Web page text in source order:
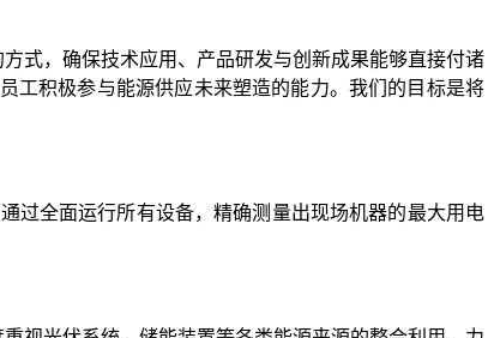
式，确保技术应用、产品研发与创新成果能够直接付诸
工积极参与能源供应未来塑造的能力。我们的目标是将
过全面运行所有设备，精确测量出现场机器的最大用电